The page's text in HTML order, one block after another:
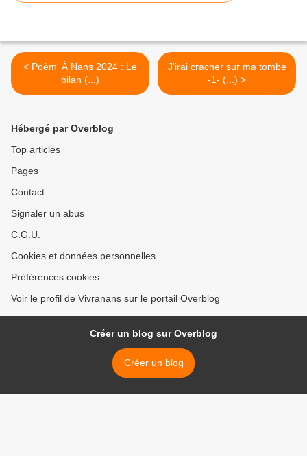
< Poèm' À Nans 2024 : Le
bilan (...)
J'irai cracher sur ma tombe
-1- (...) >
Hébergé par Overblog
Top articles
Pages
Contact
Signaler un abus
C.G.U.
Cookies et données personnelles
Préférences cookies
Voir le profil de Vivranans sur le portail Overblog
Créer un blog sur Overblog
Créer un blog